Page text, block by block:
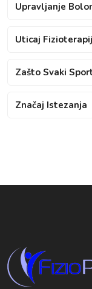
Upravljanje
Uticaj
Zašto Svaki
Značaj Istezanja